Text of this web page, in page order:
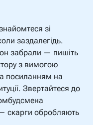
зі
заздалегідь.
забрали — пишіть
з вимогою
посиланням на
Звертайтеся до
скарги обробляють